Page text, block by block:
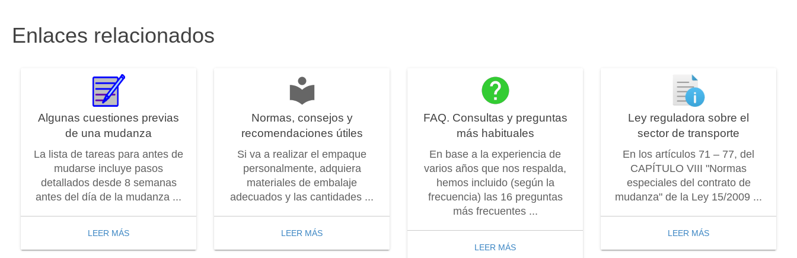
Enlaces relacionados
Algunas cuestiones previas
de una mudanza
La lista de tareas para antes de
mudarse incluye pasos
detallados desde 8 semanas
antes del día de la mudanza ...
LEER MÁS
Normas, consejos y
recomendaciones útiles
Si va a realizar el empaque
personalmente, adquiera
materiales de embalaje
adecuados y las cantidades ...
LEER MÁS
FAQ. Consultas y preguntas
más habituales
En base a la experiencia de
varios años que nos respalda,
hemos incluido (según la
frecuencia) las 16 preguntas
más frecuentes ...
LEER MÁS
Ley reguladora sobre el
sector de transporte
En los artículos 71 – 77, del
CAPÍTULO VIII "Normas
especiales del contrato de
mudanza" de la Ley 15/2009 ...
LEER MÁS